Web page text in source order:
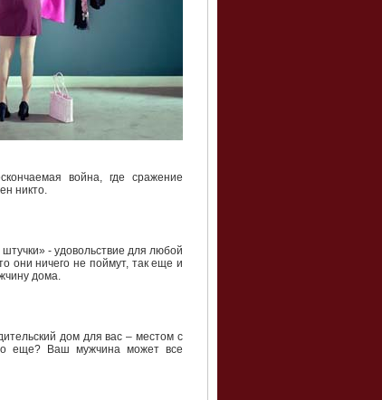
война, где сражение
никто.
- удовольствие для любой
они ничего не поймут, так еще и
дома.
дом для вас – местом с
еще? Ваш мужчина может все